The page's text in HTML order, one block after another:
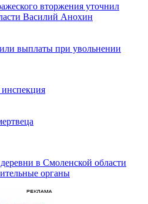
вторжения уточнил
Василий Анохин
выплаты при увольнении
инспекция
в Смоленской области
органы